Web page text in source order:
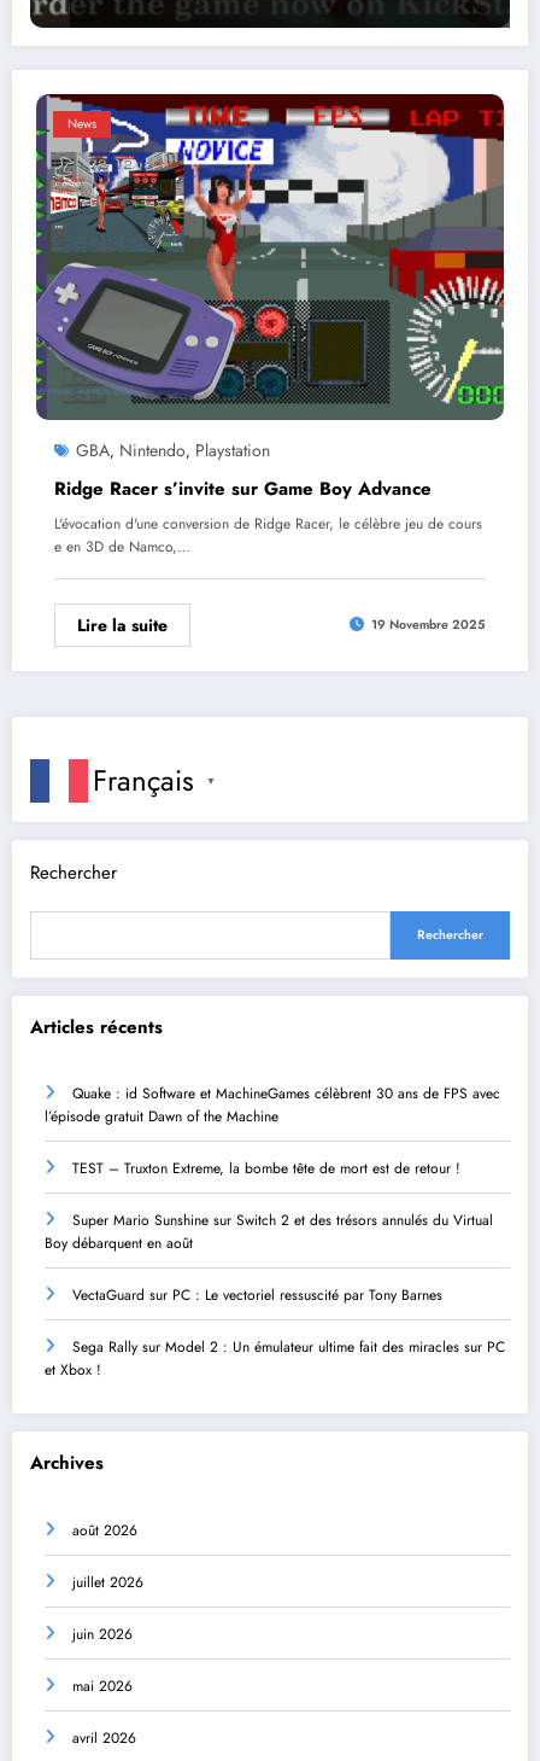
News
GBA, Nintendo, Playstation
Ridge Racer s’invite sur Game Boy Advance
L'évocation d'une conversion de Ridge Racer, le célèbre jeu de cours
e en 3D de Namco,…
Lire la suite 19 Novembre 2025
Français ▼
Rechercher
Rechercher
Articles récents
Quake : id Software et MachineGames célèbrent 30 ans de FPS avec
l’épisode gratuit Dawn of the Machine
TEST – Truxton Extreme, la bombe tête de mort est de retour !
Super Mario Sunshine sur Switch 2 et des trésors annulés du Virtual
Boy débarquent en août
VectaGuard sur PC : Le vectoriel ressuscité par Tony Barnes
Sega Rally sur Model 2 : Un émulateur ultime fait des miracles sur PC
et Xbox !
Archives
août 2026
juillet 2026
juin 2026
mai 2026
avril 2026